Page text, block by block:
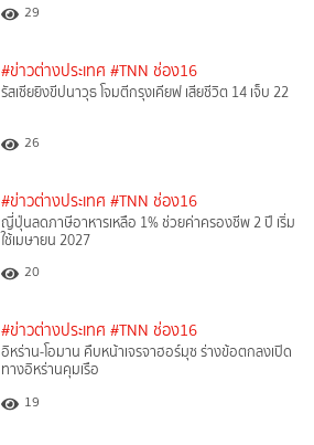
29
#ข่าวต่างประเทศ #TNN ช่อง16
รัสเซียยิงขีปนาวุธ โจมตีกรุงเคียฟ เสียชีวิต 14 เจ็บ 22
26
#ข่าวต่างประเทศ #TNN ช่อง16
ญี่ปุ่นลดภาษีอาหารเหลือ 1% ช่วยค่าครองชีพ 2 ปี เริ่ม
ใช้เมษายน 2027
20
#ข่าวต่างประเทศ #TNN ช่อง16
อิหร่าน-โอมาน คืบหน้าเจรจาฮอร์มุซ ร่างข้อตกลงเปิด
ทางอิหร่านคุมเรือ
19